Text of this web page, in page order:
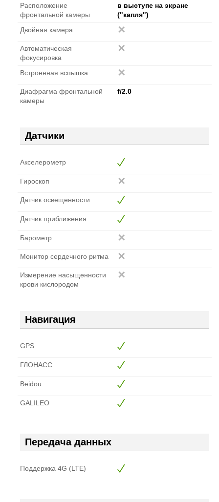
Расположение
фронтальной камеры
в выступе на экране
("капля")
Двойная камера
Автоматическая
фокусировка
Встроенная вспышка
Диафрагма фронтальной
камеры
f/2.0
Датчики
Акселерометр
Гироскоп
Датчик освещенности
Датчик приближения
Барометр
Монитор сердечного ритма
Измерение насыщенности
крови кислородом
Навигация
GPS
ГЛОНАСС
Beidou
GALILEO
Передача данных
Поддержка 4G (LTE)